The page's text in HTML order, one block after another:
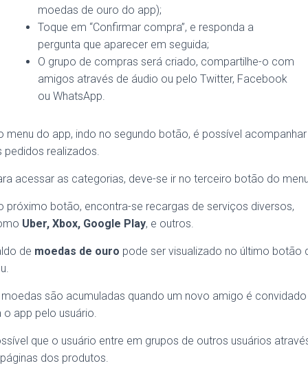
moedas de ouro do app);
Toque em “Confirmar compra”, e responda a
pergunta que aparecer em seguida;
O grupo de compras será criado, compartilhe-o com
amigos através de áudio ou pelo Twitter, Facebook
ou WhatsApp.
menu do app, indo no segundo botão, é possível acompanhar
pedidos realizados.
acessar as categorias, deve-se ir no terceiro botão do
próximo botão, encontra-se recargas de serviços diversos,
Uber, Xbox, Google Play, e outros.
de moedas de ouro pode ser visualizado no último botão
moedas são acumuladas quando um novo amigo é convidado
o app pelo usuário.
que o usuário entre em grupos de outros usuários
dos produtos.